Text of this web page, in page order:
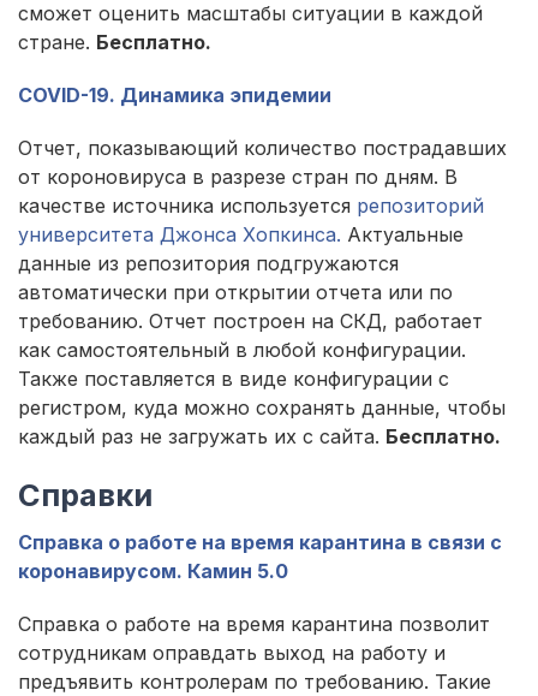
сможет оценить масштабы ситуации в каждой
стране. Бесплатно.
COVID-19. Динамика эпидемии
Отчет, показывающий количество пострадавших
от короновируса в разрезе стран по дням. В
качестве источника используется репозиторий
университета Джонса Хопкинса. Актуальные
данные из репозитория подгружаются
автоматически при открытии отчета или по
требованию. Отчет построен на СКД, работает
как самостоятельный в любой конфигурации.
Также поставляется в виде конфигурации с
регистром, куда можно сохранять данные, чтобы
каждый раз не загружать их с сайта. Бесплатно.
Справки
Справка о работе на время карантина в связи с
коронавирусом. Камин 5.0
Справка о работе на время карантина позволит
сотрудникам оправдать выход на работу и
предъявить контролерам по требованию. Такие